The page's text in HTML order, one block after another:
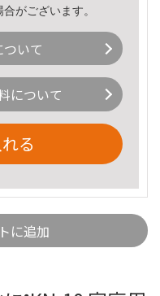
がございます。
いて
について
る
に追加